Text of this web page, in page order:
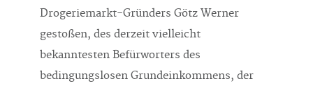
Drogeriemarkt-Gründers Götz Werner
gestoßen, des derzeit vielleicht
bekanntesten Befürworters des
bedingungslosen Grundeinkommens, der